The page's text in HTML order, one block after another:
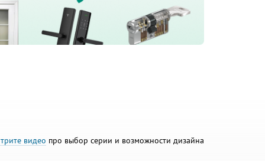
видео про выбор серии и возможности дизайна